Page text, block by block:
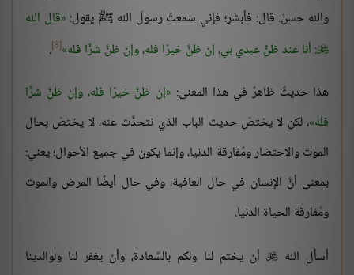
والله حسنٌ. قال: فأبشر؛ فإني سمعتُ رسولَ الله ﷺ يقول: قال الله
: أنا عند ظنِّ عبدي بي، إن ظنَّ خيرًا فله، وإن ظنَّ شرًّا فله [8]
.
هذا حديثٌ ظاهرٌ في هذا المعنى: إن ظنَّ خيرًا فله، وإن ظنَّ شرًّا
فله ، لكن لا يختصّ حديث الباب الذي نتحدَّث عنه، لا يختصّ بحال
الموت والاحتضار ومُفارقة الدنيا، وإنما يكون في جميع الأحوال؛ يعني:
بمعنى أنَّ الإنسان في حال العافية، وفي حال أيضًا المرض والموت
ومُفارقة الحياة الدنيا.
أسأل الله أن يختم لنا ولكم بالسَّعادة، وأن يغفر لنا ولوالدينا